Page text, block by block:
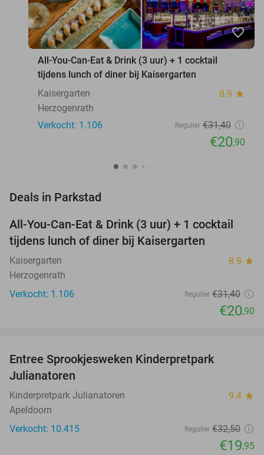
favorite_border
All-You-Can-Eat & Drink (3 uur) + 1 cocktail
tijdens lunch of diner bij Kaisergarten
Kaisergarten
8.9 star
Herzogenrath
Verkocht: 1.106
Regulier €31,40
€20,90
Deals in Parkstad
33%
All-You-Can-Eat & Drink (3 uur) + 1 cocktail
tijdens lunch of diner bij Kaisergarten
Kaisergarten 8.9 star
Herzogenrath
Verkocht: 1.106
Regulier €31,40
€20,90
Entree Sprookjesweken Kinderpretpark
Julianatoren
Kinderpretpark Julianatoren 9.4 star
Apeldoorn
Verkocht: 10.415
Regulier €32,50
€19,95